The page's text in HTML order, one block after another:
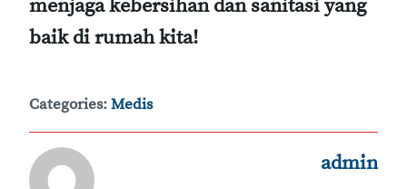
menjaga kebersihan dan sanitasi yang
baik di rumah kita!
Categories:Medis
admin